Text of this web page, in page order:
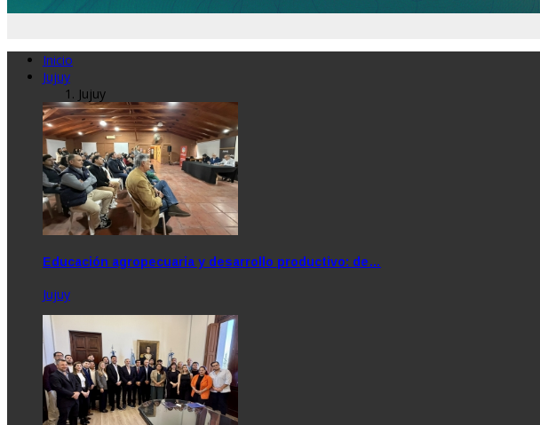
Inicio
Jujuy
Jujuy
Educación agropecuaria y desarrollo productivo: de…
Jujuy